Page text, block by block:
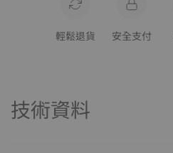
輕鬆退貨 安全支付
技術資料